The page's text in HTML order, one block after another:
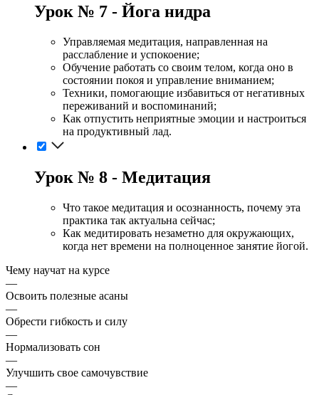
Урок № 7 - Йога нидра
Управляемая медитация, направленная на
расслабление и успокоение;
Обучение работать со своим телом, когда оно в
состоянии покоя и управление вниманием;
Техники, помогающие избавиться от негативных
переживаний и воспоминаний;
Как отпустить неприятные эмоции и настроиться
на продуктивный лад.
Урок № 8 - Медитация
Что такое медитация и осознанность, почему эта
практика так актуальна сейчас;
Как медитировать незаметно для окружающих,
когда нет времени на полноценное занятие йогой.
Чему научат на курсе
—
Освоить полезные асаны
—
Обрести гибкость и силу
—
Нормализовать сон
—
Улучшить свое самочувствие
—